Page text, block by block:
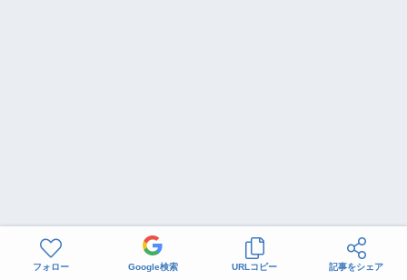
フォロー Google検索 URLコピー 記事をシェア